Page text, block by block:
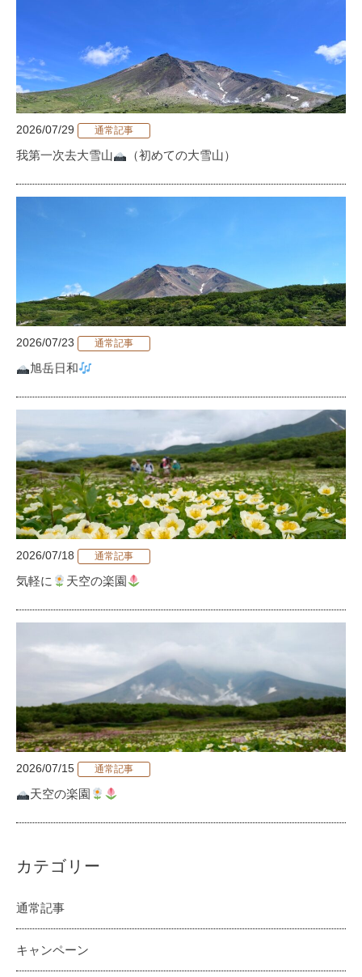
2026/07/29 通常記事
我第一次去大雪山 （初めての大雪山）
2026/07/23 通常記事
旭岳日和
2026/07/18 通常記事
気軽に 天空の楽園
2026/07/15 通常記事
天空の楽園
カテゴリー
通常記事
キャンペーン